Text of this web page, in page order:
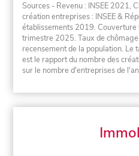
Sources - Revenu : INSEE 2021,
création entreprises : INSEE &
établissements 2019. Couverture
trimestre 2025. Taux de
recensement de la population. Le
est le rapport du nombre des
sur le nombre d'entreprises de